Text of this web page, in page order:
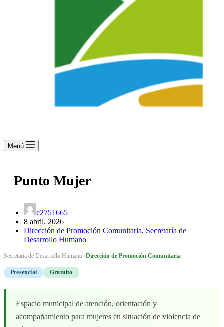
Menú
Punto Mujer
c2751665
8 abril, 2026
Dirección de Promoción Comunitaria, Secretaría de
Desarrollo Humano
Secretaría de Desarrollo Humano ›Dirección de Promoción Comunitaria
Presencial Gratuito
Espacio municipal de atención, orientación y
acompañamiento para mujeres en situación de violencia de